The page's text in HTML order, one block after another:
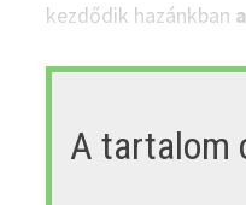
kezdődik hazánkban
A tartalom